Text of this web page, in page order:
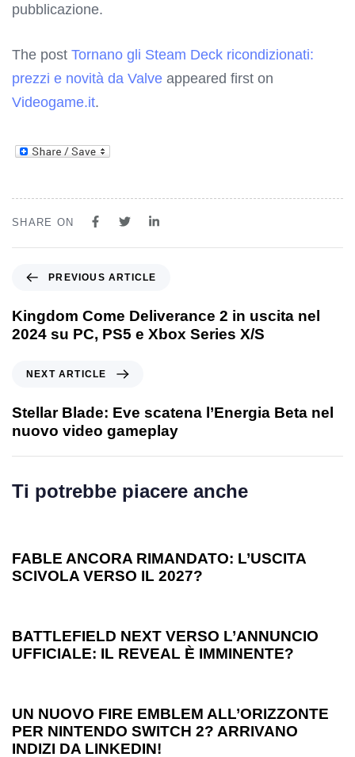
pubblicazione.
The post Tornano gli Steam Deck ricondizionati:
prezzi e novità da Valve appeared first on
Videogame.it.
SHARE ON
PREVIOUS ARTICLE
Kingdom Come Deliverance 2 in uscita nel
2024 su PC, PS5 e Xbox Series X/S
NEXT ARTICLE
Stellar Blade: Eve scatena l’Energia Beta nel
nuovo video gameplay
Ti potrebbe piacere anche
FABLE ANCORA RIMANDATO: L’USCITA
SCIVOLA VERSO IL 2027?
BATTLEFIELD NEXT VERSO L’ANNUNCIO
UFFICIALE: IL REVEAL È IMMINENTE?
UN NUOVO FIRE EMBLEM ALL’ORIZZONTE
PER NINTENDO SWITCH 2? ARRIVANO
INDIZI DA LINKEDIN!